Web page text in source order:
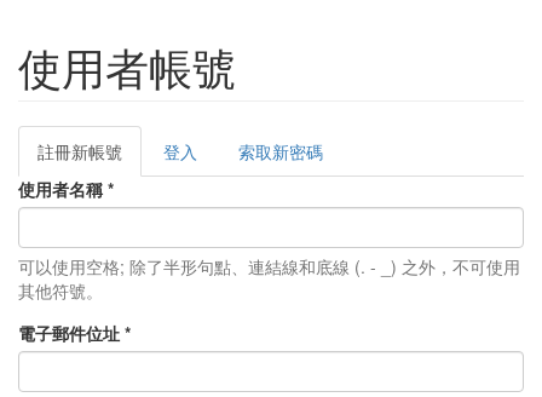
使用者帳號
主要索引標籤
註冊新帳號
籤)
登入
索取新密碼
使用者名稱 *
可以使用空格; 除了半形句點、連結線和底線 (. - _) 之外，不可使用
其他符號。
電子郵件位址 *